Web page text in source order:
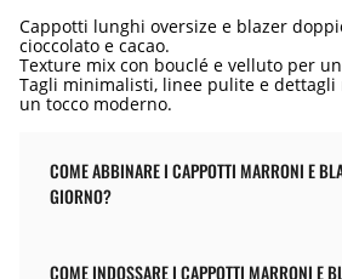
Cappotti lunghi oversize e blazer
cioccolato e cacao.
Texture mix con bouclé e velluto per
Tagli minimalisti, linee pulite e
un tocco moderno.
COME ABBINARE I CAPPOTTI MARRONI E
GIORNO?
COME INDOSSARE I CAPPOTTI MARRONI E